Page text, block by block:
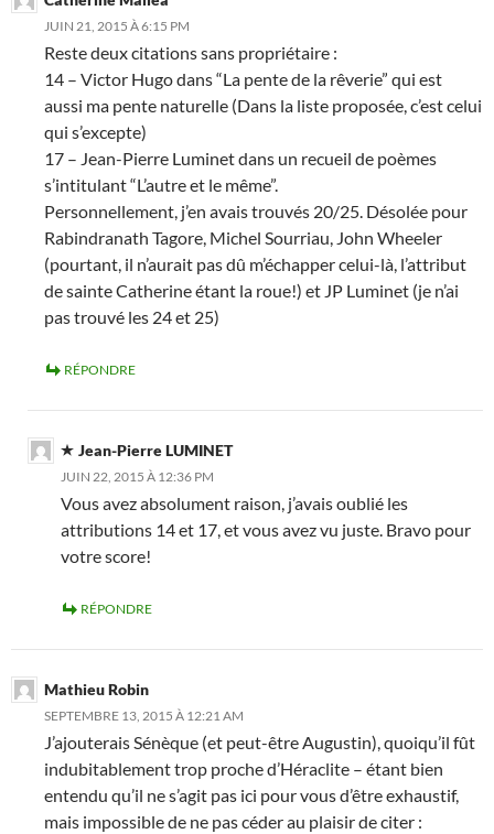
JUIN 21, 2015 À 6:15 PM
Reste deux citations sans propriétaire :
14 – Victor Hugo dans “La pente de la rêverie” qui est
aussi ma pente naturelle (Dans la liste proposée, c’est celui
qui s’excepte)
17 – Jean-Pierre Luminet dans un recueil de poèmes
s’intitulant “L’autre et le même”.
Personnellement, j’en avais trouvés 20/25. Désolée pour
Rabindranath Tagore, Michel Sourriau, John Wheeler
(pourtant, il n’aurait pas dû m’échapper celui-là, l’attribut
de sainte Catherine étant la roue!) et JP Luminet (je n’ai
pas trouvé les 24 et 25)
RÉPONDRE
Jean-Pierre LUMINET
JUIN 22, 2015 À 12:36 PM
Vous avez absolument raison, j’avais oublié les
attributions 14 et 17, et vous avez vu juste. Bravo pour
votre score!
RÉPONDRE
Mathieu Robin
SEPTEMBRE 13, 2015 À 12:21 AM
J’ajouterais Sénèque (et peut-être Augustin), quoiqu’il fût
indubitablement trop proche d’Héraclite – étant bien
entendu qu’il ne s’agit pas ici pour vous d’être exhaustif,
mais impossible de ne pas céder au plaisir de citer :